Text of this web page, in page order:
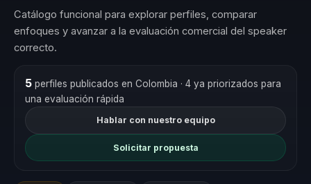
Catálogo funcional para explorar perfiles, comparar
enfoques y avanzar a la evaluación comercial del speaker
correcto.
5perfiles publicados en Colombia · 4 ya priorizados para
una evaluación rápida
Hablar con nuestro equipo
Solicitar propuesta